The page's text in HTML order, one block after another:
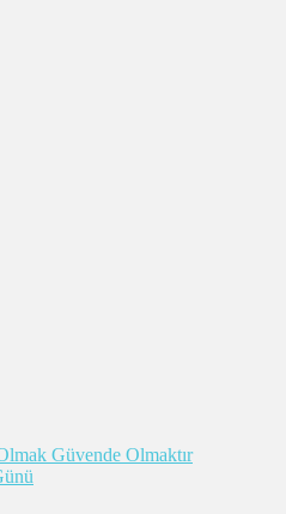
Güvende Olmaktır